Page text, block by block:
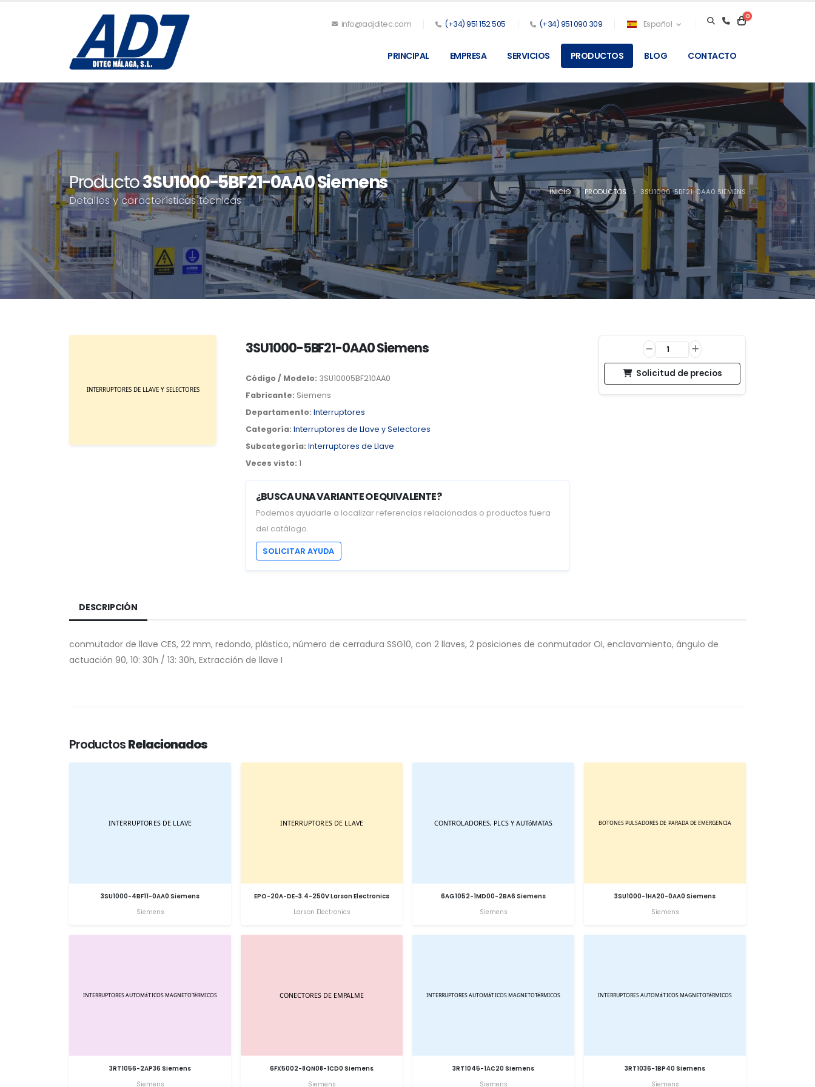
info@adjditec.com (+34) 951 152 505 (+34) 951 090 309 Español
0
PRINCIPAL EMPRESA SERVICIOS PRODUCTOS BLOG CONTACTO
Producto3SU1000-5BF21-0AA0 Siemens
Detalles y características técnicas
INICIO PRODUCTOS 3SU1000-5BF21-0AA0 SIEMENS
3SU1000-5BF21-0AA0 Siemens
Código / Modelo: 3SU10005BF210AA0
Fabricante: Siemens
Departamento: Interruptores
Categoría: Interruptores de Llave y Selectores
Subcategoría: Interruptores de Llave
Veces visto: 1
¿BUSCA UNA VARIANTE O EQUIVALENTE?
Podemos ayudarle a localizar referencias relacionadas o productos fuera
del catálogo.
SOLICITAR AYUDA
Solicitud de precios
DESCRIPCIÓN
conmutador de llave CES, 22 mm, redondo, plástico, número de cerradura SSG10, con 2 llaves, 2 posiciones de conmutador OI, enclavamiento, ángulo de
actuación 90, 10: 30h / 13: 30h, Extracción de llave I
ProductosRelacionados
3SU1000-4BF11-0AA0 Siemens
Siemens
EPO-20A-DE-3.4-250V Larson Electronics
Larson Electronics
6AG1052-1MD00-2BA6 Siemens
Siemens
3SU1000-1HA20-0AA0 Siemens
Siemens
3RT1056-2AP36 Siemens
Siemens
6FX5002-8QN08-1CD0 Siemens
Siemens
3RT1045-1AC20 Siemens
Siemens
3RT1036-1BP40 Siemens
Siemens